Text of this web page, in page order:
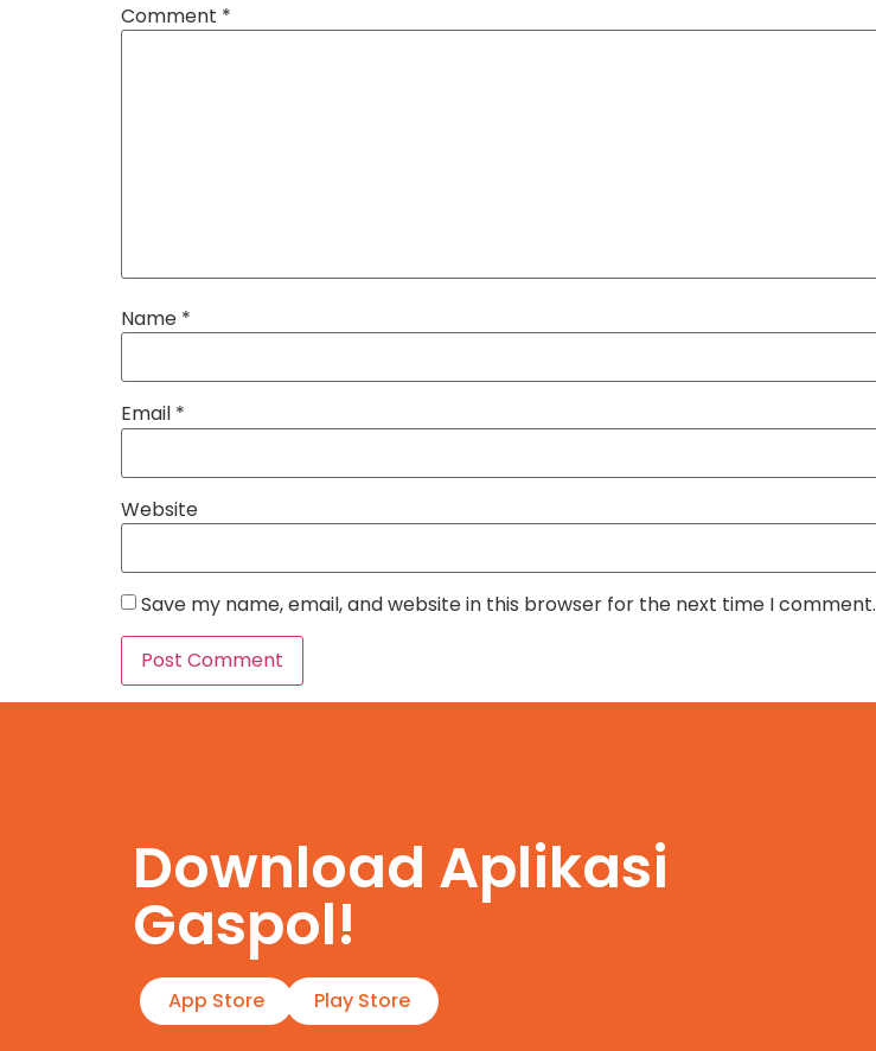
Comment *
Name *
Email *
Website
Save my name, email, and website in this browser for the next time I comment.
Download Aplikasi
Gaspol!
App Store Play Store